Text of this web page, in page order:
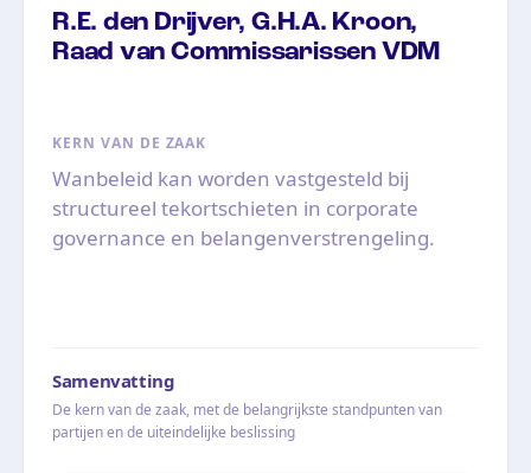
R.E. den Drijver, G.H.A. Kroon,
Raad van Commissarissen VDM
KERN VAN DE ZAAK
Wanbeleid kan worden vastgesteld bij
structureel tekortschieten in corporate
governance en belangenverstrengeling.
Samenvatting
De kern van de zaak, met de belangrijkste standpunten van
partijen en de uiteindelijke beslissing